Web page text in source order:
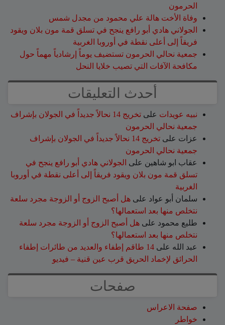
الحرمون
وفاة الأخت هالة علي محمود من مجدل شمس
الجولاني هادي أبو رافع ينجح في تسلق قمة مون بلان ويقود
فريقاً إلى أعلى نقطة في أوروبا الغربية
جمعية نحالي الحرمون تستضيف يوماً إرشادياً مهماً حول
مكافحة الآفات التي تصيب خلايا النحل
أحدث التعليقات
نبيه عويدات على
تخريج 14 نحالاً جديداً في الجولان بإشراف
جمعية نحالي الحرمون
عزات على
تخريج 14 نحالاً جديداً في الجولان بإشراف
جمعية نحالي الحرمون
عقاب ابو شاهين على الجولاني هادي أبو رافع ينجح في
تسلق قمة مون بلان ويقود فريقاً إلى أعلى نقطة في أوروبا
الغربية
سلمان أبو عواد على هل أصبح الزوج أو الزوجة مجرد سلعة
نتخلص منها بعد استعمالها؟
طليع محمود على هل أصبح الزوج أو الزوجة مجرد سلعة
نتخلص منها بعد استعمالها؟
عبد الله على
14 طاقم إطفاء والعديد من طائرات إطفاء
الحرائق لإخماد الحريق قرب عين قنية – فيديو
صفحات
صفحة الاعراس
خواطر